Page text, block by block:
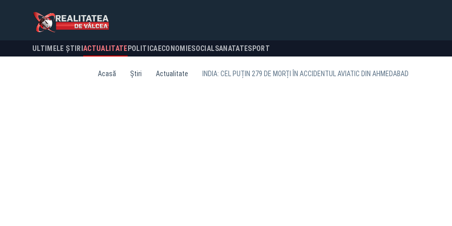
ULTIMELE ȘTIRI ACTUALITATE POLITICA ECONOMIESOCIALSANATATESPORT
Acasă Știri Actualitate INDIA: CEL PUȚIN 279 DE MORȚI ÎN ACCIDENTUL AVIATIC DIN AHMEDABAD